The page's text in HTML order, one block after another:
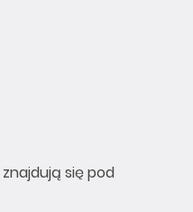
się pod